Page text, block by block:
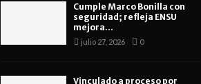
Cumple Marco Bonilla con
seguridad; refleja ENSU
mejora...
julio 27, 2026 0
Vinculado a proceso por